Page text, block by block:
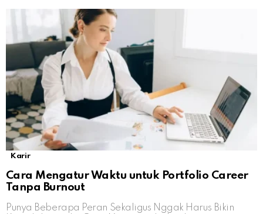
Karir
Cara Mengatur Waktu untuk Portfolio Career
Tanpa Burnout
Punya Beberapa Peran Sekaligus Nggak Harus Bikin